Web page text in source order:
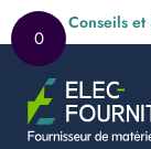
0
Conseils et